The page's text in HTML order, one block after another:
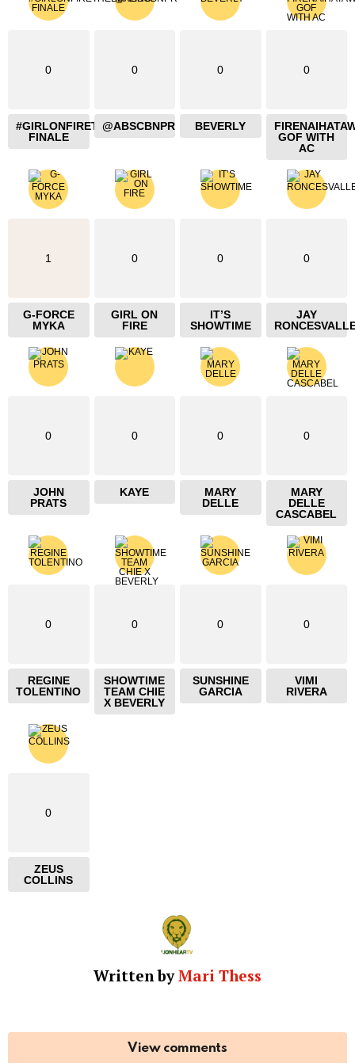
0
#GIRLONFIRETHEBLAZING
FINALE
0
@ABSCBNPR
0
BEVERLY
0
GOF WITH
AC
1
G-FORCE
MYKA
0
GIRL ON
FIRE
0
IT’S
SHOWTIME
0
JAY
0
JOHN
PRATS
0
KAYE
0
MARY
DELLE
0
MARY
DELLE
CASCABEL
0
REGINE
TOLENTINO
0
SHOWTIME
TEAM CHIE
X BEVERLY
0
SUNSHINE
GARCIA
0
VIMI
RIVERA
0
ZEUS
COLLINS
Written byMari Thess
View comments